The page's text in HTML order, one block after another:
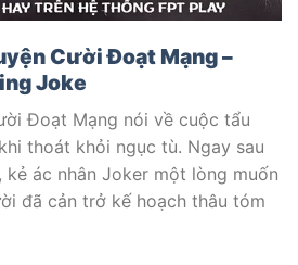
Cười Đoạt Mạng –
Joke
Đoạt Mạng nói về cuộc tẩu
thoát khỏi ngục tù. Ngay sau
ác nhân Joker một lòng muốn
đã cản trở kế hoạch thâu tóm